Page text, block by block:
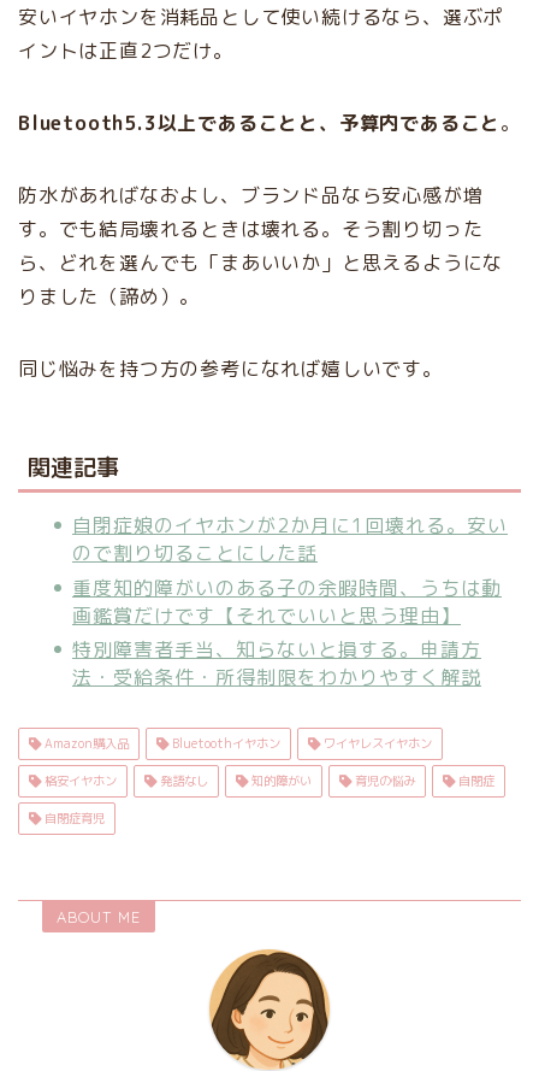
安いイヤホンを消耗品として使い続けるなら、選ぶポ
イントは正直2つだけ。
Bluetooth5.3以上であることと、予算内であること 。
防水があればなおよし、ブランド品なら安心感が増
す。でも結局壊れるときは壊れる。そう割り切った
ら、どれを選んでも「まあいいか」と思えるようにな
りました（諦め）。
同じ悩みを持つ方の参考になれば嬉しいです。
関連記事
自閉症娘のイヤホンが2か月に1回壊れる。安い
ので割り切ることにした話
重度知的障がいのある子の余暇時間、うちは動
画鑑賞だけです【それでいいと思う理由】
特別障害者手当、知らないと損する。申請方
法・受給条件・所得制限をわかりやすく解説
Amazon購入品 Bluetoothイヤホン ワイヤレスイヤホン
格安イヤホン 発語なし 知的障がい 育児の悩み 自閉症
自閉症育児
ABOUT ME